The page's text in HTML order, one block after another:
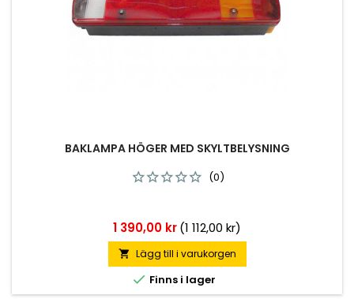
BAKLAMPA HÖGER MED SKYLTBELYSNING
(0)
Pris
1 390,00 kr(1 112,00 kr)
 Lägg till i varukorgen
 Finns i lager